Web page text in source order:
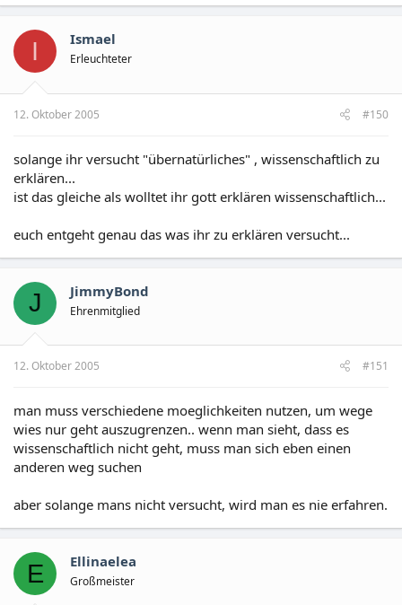
I Ismael
Erleuchteter
12. Oktober 2005 #150
solange ihr versucht "übernatürliches" , wissenschaftlich zu
erklären...
ist das gleiche als wolltet ihr gott erklären wissenschaftlich...
euch entgeht genau das was ihr zu erklären versucht...
J JimmyBond
Ehrenmitglied
12. Oktober 2005 #151
man muss verschiedene moeglichkeiten nutzen, um wege
wies nur geht auszugrenzen.. wenn man sieht, dass es
wissenschaftlich nicht geht, muss man sich eben einen
anderen weg suchen
aber solange mans nicht versucht, wird man es nie erfahren.
E Ellinaelea
Großmeister